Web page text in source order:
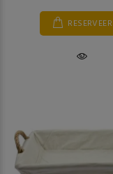
RESERVEER